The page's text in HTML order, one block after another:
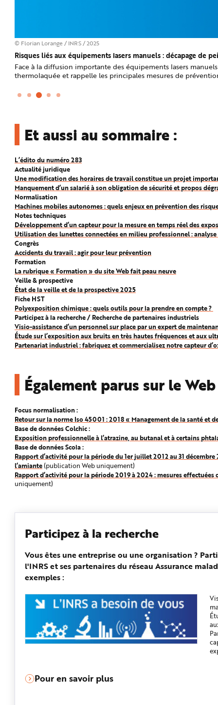
© Florian Lorange / INRS / 2025
Risques liés aux équipements lasers manuels : décapage de
Face à la diffusion importante des équipements lasers
thermolaquée et rappelle les principales mesures de
Et aussi au sommaire :
L’édito du numéro 283
Actualité juridique
Une modification des horaires de travail constitue un projet
Manquement d’un salarié à son obligation de sécurité et propos
Normalisation
Machines mobiles autonomes : quels enjeux en prévention des
Notes techniques
Développement d’un capteur pour la mesure en temps réel des
Utilisation des lunettes connectées en milieu professionnel :
Congrès
Accidents du travail : agir pour leur prévention
Formation
La rubrique « Formation » du site Web fait peau neuve
Veille & prospective
État de la veille et de la prospective 2025
Fiche HST
Polyexposition chimique : quels outils pour la prendre en compte ?
Participez à la recherche / Recherche de partenaires industriels
Visio-assistance d’un personnel sur place par un expert de
Étude sur l’exposition aux bruits en très hautes fréquences et aux
Partenariat industriel : fabriquez et commercialisez notre capteur
Également parus sur le
Focus normalisation :
Retour sur la norme Iso 45001 : 2018 « Management de la santé et
Base de données Colchic :
Exposition professionnelle à l’atrazine, au butanal et à certains
Base de données Scola :
Rapport d’activité pour la période du 1er juillet 2012 au 31
l’amiante (publication Web uniquement)
Rapport d’activité pour la période 2019 à 2024 : mesures
uniquement)
Participez à la recherche
Vous êtes une entreprise ou une organisation ?
l'INRS et ses partenaires du réseau Assurance
exemples :
Pour en savoir plus